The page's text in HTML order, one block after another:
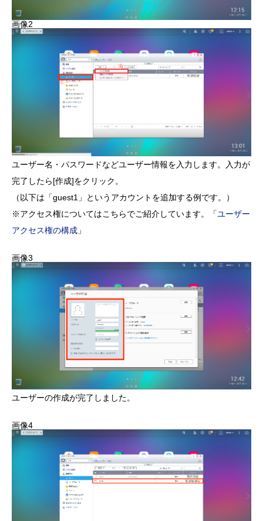
画像2
ユーザー名・パスワードなどユーザー情報を入力します。入力が
完了したら[作成]をクリック。
（以下は「guest1」というアカウントを追加する例です。）
※アクセス権についてはこちらでご紹介しています。「ユーザー
アクセス権の構成 」
画像3
ユーザーの作成が完了しました。
画像4